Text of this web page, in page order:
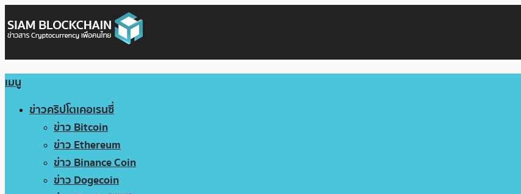
เมนู
ข่าวคริปโตเคอเรนซี่
ข่าว Bitcoin
ข่าว Ethereum
ข่าว Binance Coin
ข่าว Dogecoin